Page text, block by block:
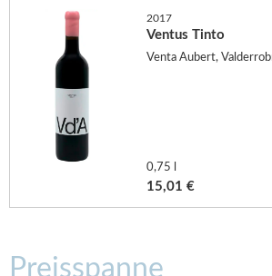
2017
Ventus Tinto
Venta Aubert,
0,75 l
15,01 €
Preisspanne